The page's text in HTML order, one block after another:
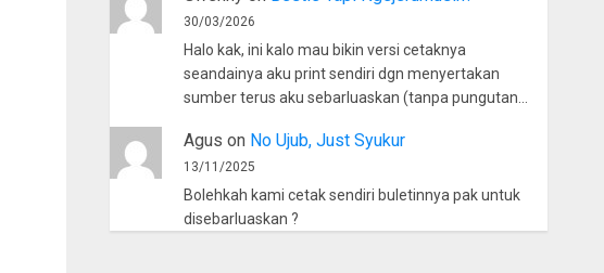
30/03/2026
Halo kak, ini kalo mau bikin versi cetaknya
seandainya aku print sendiri dgn menyertakan
sumber terus aku sebarluaskan (tanpa pungutan…
Agus on No Ujub, Just Syukur
13/11/2025
Bolehkah kami cetak sendiri buletinnya pak untuk
disebarluaskan ?